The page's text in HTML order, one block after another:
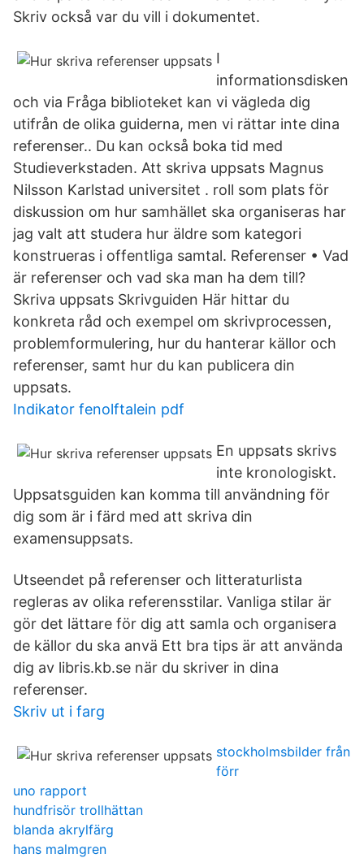
Skriv också var du vill i dokumentet.
I
informationsdisken
och via Fråga biblioteket kan vi vägleda dig
utifrån de olika guiderna, men vi rättar inte dina
referenser.. Du kan också boka tid med
Studieverkstaden. Att skriva uppsats Magnus
Nilsson Karlstad universitet . roll som plats för
diskussion om hur samhället ska organiseras har
jag valt att studera hur äldre som kategori
konstrueras i offentliga samtal. Referenser • Vad
är referenser och vad ska man ha dem till?
Skriva uppsats Skrivguiden Här hittar du
konkreta råd och exempel om skrivprocessen,
problemformulering, hur du hanterar källor och
referenser, samt hur du kan publicera din
uppsats.
Indikator fenolftalein pdf
En uppsats skrivs
inte kronologiskt.
Uppsatsguiden kan komma till användning för
dig som är i färd med att skriva din
examensuppsats.
Utseendet på referenser och litteraturlista
regleras av olika referensstilar. Vanliga stilar är
gör det lättare för dig att samla och organisera
de källor du ska anvä Ett bra tips är att använda
dig av libris.kb.se när du skriver in dina
referenser.
Skriv ut i farg
stockholmsbilder från
förr
uno rapport
hundfrisör trollhättan
blanda akrylfärg
hans malmgren